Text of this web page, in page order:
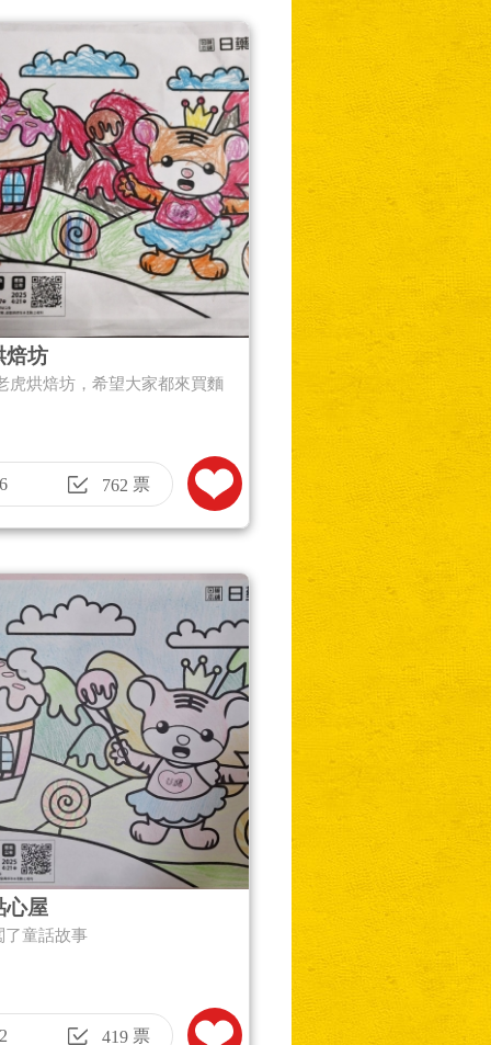
焙坊
虎烘焙坊，希望大家都來買麵
762 票
心屋
了童話故事
419票